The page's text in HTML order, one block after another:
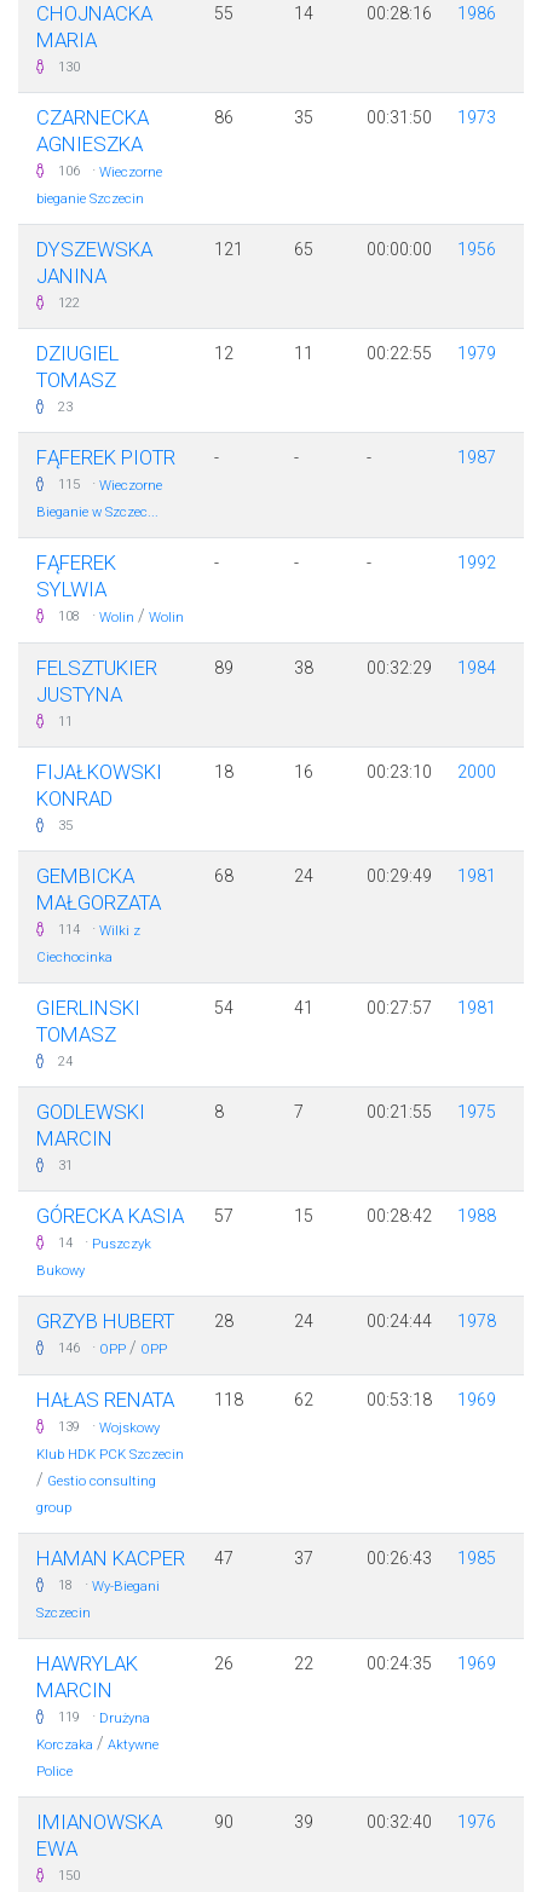
CHOJNACKA
MARIA
130
55 14 00:28:16 1986
CZARNECKA
AGNIESZKA
106 · Wieczorne
bieganie Szczecin
86 35 00:31:50 1973
DYSZEWSKA
JANINA
122
121 65 00:00:00 1956
DZIUGIEL
TOMASZ
23
12 11 00:22:55 1979
FĄFEREK PIOTR
115 · Wieczorne
Bieganie w Szczec...
- - - 1987
FĄFEREK
SYLWIA
108 · Wolin / Wolin
- - - 1992
FELSZTUKIER
JUSTYNA
11
89 38 00:32:29 1984
FIJAŁKOWSKI
KONRAD
35
18 16 00:23:10 2000
GEMBICKA
MAŁGORZATA
114 · Wilki z
Ciechocinka
68 24 00:29:49 1981
GIERLINSKI
TOMASZ
24
54 41 00:27:57 1981
GODLEWSKI
MARCIN
31
8 7 00:21:55 1975
GÓRECKA KASIA
14 · Puszczyk
Bukowy
57 15 00:28:42 1988
GRZYB HUBERT
146 · OPP / OPP
28 24 00:24:44 1978
HAŁAS RENATA
139 · Wojskowy
Klub HDK PCK Szczecin
/ Gestio consulting
group
118 62 00:53:18 1969
HAMAN KACPER
18 · Wy-Biegani
Szczecin
47 37 00:26:43 1985
HAWRYLAK
MARCIN
119 · Drużyna
Korczaka / Aktywne
Police
26 22 00:24:35 1969
IMIANOWSKA
EWA
150
90 39 00:32:40 1976